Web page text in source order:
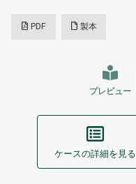
PDF 製本
プレビュー
ケースの詳細を見る